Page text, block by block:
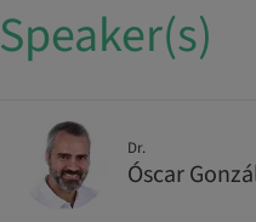
Speaker(s)
Dr.
Óscar